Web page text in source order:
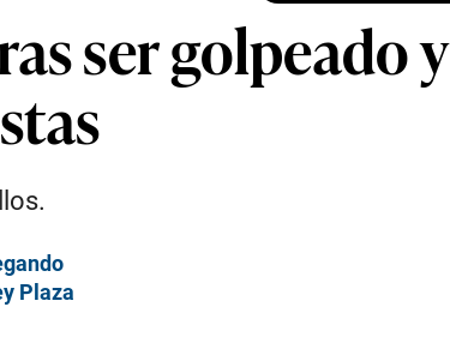
ser golpeado y
Plaza